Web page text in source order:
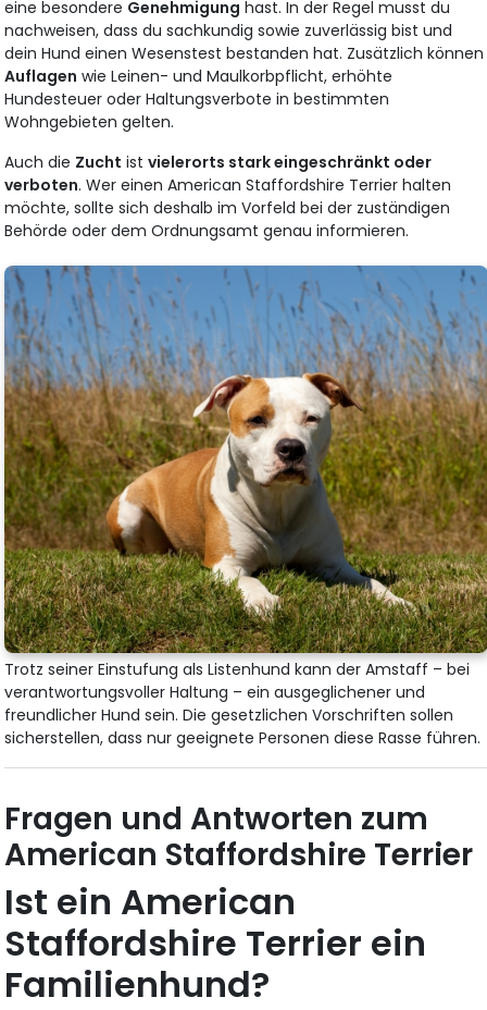
eine besondere Genehmigung hast. In der Regel musst du
nachweisen, dass du sachkundig sowie zuverlässig bist und
dein Hund einen Wesenstest bestanden hat. Zusätzlich können
Auflagen wie Leinen- und Maulkorbpflicht, erhöhte
Hundesteuer oder Haltungsverbote in bestimmten
Wohngebieten gelten.
Auch die Zucht istvielerorts stark eingeschränkt oder
verboten. Wer einen American Staffordshire Terrier halten
möchte, sollte sich deshalb im Vorfeld bei der zuständigen
Behörde oder dem Ordnungsamt genau informieren.
Trotz seiner Einstufung als Listenhund kann der Amstaff – bei
verantwortungsvoller Haltung – ein ausgeglichener und
freundlicher Hund sein. Die gesetzlichen Vorschriften sollen
sicherstellen, dass nur geeignete Personen diese Rasse führen.
Fragen und Antworten zum
American Staffordshire Terrier
Ist ein American
Staffordshire Terrier ein
Familienhund?